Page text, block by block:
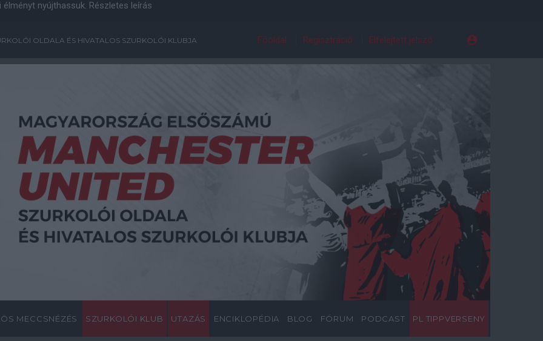
nyújthassuk. Részletes leírás
OLDALA ÉS HIVATALOS SZURKOLÓI KLUBJA Főoldal Regisztráció Elfelejtett jelszó
MECCSNÉZÉS SZURKOLÓI KLUB UTAZÁS ENCIKLOPÉDIA BLOG FÓRUM PODCAST PL TIPPVERSENY